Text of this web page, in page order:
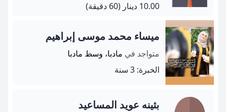
10.00 دينار
(60 دقيقة)
ميساء محمد موسى إبراهيم
متواجد في مادبا، وسط مادبا
الخبرة: 3 سنة
بثينه عويد المساعيد